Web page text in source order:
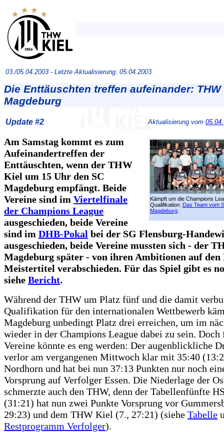
03./05.04.2003 - Letzte Aktualisierung: 05.04.2003
Die Enttäuschten treffen aufeinander:
Magdeburg
Update #2 Aktualisierung vom 05.04.
Kämpft um die Champions
Qualifikation: Das Team vom
Magdeburg
Am Samstag kommt es zum
Aufeinandertreffen der
Enttäuschten, wenn der THW
Kiel um 15 Uhr den SC
Magdeburg empfängt. Beide
Vereine sind im Viertelfinale
der Champions League
ausgeschieden, beide Vereine
sind im DHB-Pokal bei der SG Flensburg-
ausgeschieden, beide Vereine mussten sich - der
Magdeburg später - von ihren Ambitionen auf den
Meistertitel verabschieden. Für das Spiel gibt es
siehe Bericht.
Während der THW um Platz fünf und die damit
Qualifikation für den internationalen Wettbewerb
Magdeburg unbedingt Platz drei erreichen, um im
wieder in der Champions League dabei zu sein. Doch
Vereine könnte es eng werden: Der augenblickliche
verlor am vergangenen Mittwoch klar mit 35:40
Nordhorn und hat bei nun 37:13 Punkten nur noch
Vorsprung auf Verfolger Essen. Die Niederlage der
schmerzte auch den THW, denn der Tabellenfünfte
(31:21) hat nun zwei Punkte Vorsprung vor
29:23) und dem THW Kiel (7., 27:21) (siehe Tabelle
Restprogramm Verfolger).